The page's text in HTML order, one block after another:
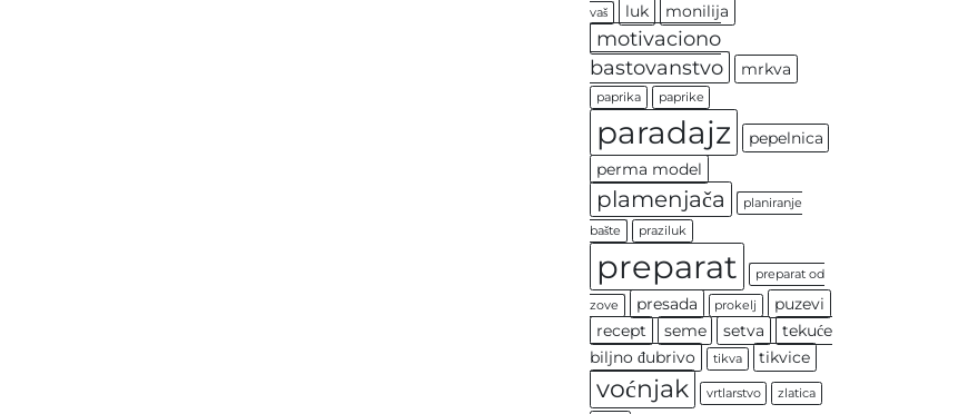
vaš
luk monilija
motivaciono
bastovanstvo
mrkva
paprika paprike
paradajz
pepelnica
perma model
plamenjača
planiranje
bašte
praziluk
preparat preparat od
zove presada prokelj
puzevi
recept
seme setva
tekuće
biljno đubrivo
tikva tikvice
voćnjak vrtlarstvo
zlatica